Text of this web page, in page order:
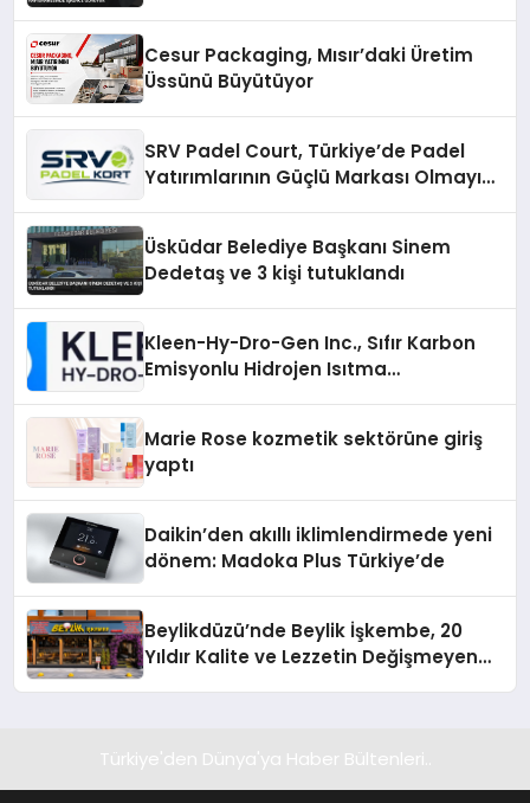
Cesur Packaging, Mısır’daki Üretim
Üssünü Büyütüyor
SRV Padel Court, Türkiye’de Padel
Yatırımlarının Güçlü Markası Olmayı
Üsküdar Belediye Başkanı Sinem
Dedetaş ve 3 kişi tutuklandı
Kleen-Hy-Dro-Gen Inc., Sıfır Karbon
Emisyonlu Hidrojen Isıtma
Marie Rose kozmetik sektörüne giriş
yaptı
Daikin’den akıllı iklimlendirmede yeni
dönem: Madoka Plus Türkiye’de
Beylikdüzü’nde Beylik İşkembe, 20
Yıldır Kalite ve Lezzetin Değişmeyen
Türkiye'den Dünya'ya Haber Bültenleri..